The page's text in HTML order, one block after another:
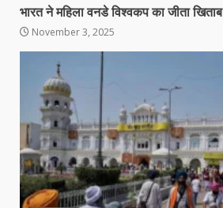
भारत ने महिला वनडे विश्वकप का जीता खिताब
November 3, 2025